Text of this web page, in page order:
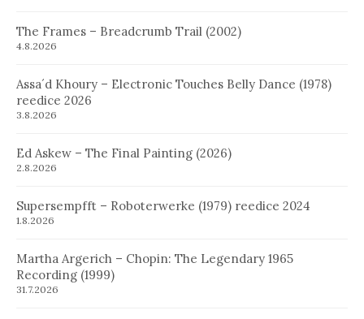
The Frames – Breadcrumb Trail (2002)
4.8.2026
Assa´d Khoury – Electronic Touches Belly Dance (1978)
reedice 2026
3.8.2026
Ed Askew – The Final Painting (2026)
2.8.2026
Supersempfft – Roboterwerke (1979) reedice 2024
1.8.2026
Martha Argerich – Chopin: The Legendary 1965
Recording (1999)
31.7.2026